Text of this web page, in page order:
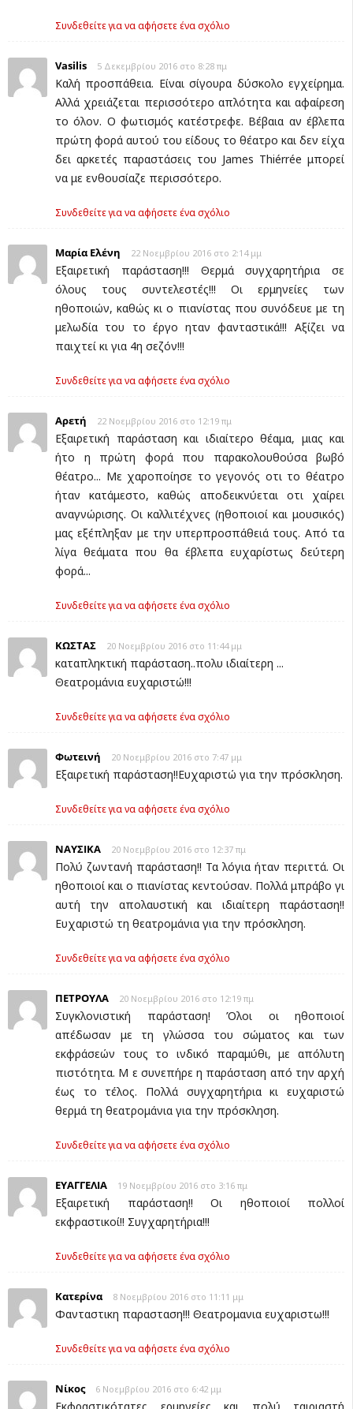
Συνδεθείτε για να αφήσετε ένα σχόλιο
Vasilis 5 Δεκεμβρίου 2016 στο 8:28 πμ
Καλή προσπάθεια. Είναι σίγουρα δύσκολο εγχείρημα.
Αλλά χρειάζεται περισσότερο απλότητα και αφαίρεση
το όλον. Ο φωτισμός κατέστρεφε. Βέβαια αν έβλεπα
πρώτη φορά αυτού του είδους το θέατρο και δεν είχα
δει αρκετές παραστάσεις του James Thiérrée μπορεί
να με ενθουσίαζε περισσότερο.
Συνδεθείτε για να αφήσετε ένα σχόλιο
Μαρία Ελένη 22 Νοεμβρίου 2016 στο 2:14 μμ
Εξαιρετική παράσταση!!! Θερμά συγχαρητήρια σε
όλους τους συντελεστές!!! Οι ερμηνείες των
ηθοποιών, καθώς κι ο πιανίστας που συνόδευε με τη
μελωδία του το έργο ηταν φανταστικά!!! Αξίζει να
παιχτεί κι για 4η σεζόν!!!
Συνδεθείτε για να αφήσετε ένα σχόλιο
Αρετή 22 Νοεμβρίου 2016 στο 12:19 πμ
Εξαιρετική παράσταση και ιδιαίτερο θέαμα, μιας και
ήτο η πρώτη φορά που παρακολουθούσα βωβό
θέατρο... Με χαροποίησε το γεγονός οτι το θέατρο
ήταν κατάμεστο, καθώς αποδεικνύεται οτι χαίρει
αναγνώρισης. Οι καλλιτέχνες (ηθοποιοί και μουσικός)
μας εξέπληξαν με την υπερπροσπάθειά τους. Από τα
λίγα θεάματα που θα έβλεπα ευχαρίστως δεύτερη
φορά...
Συνδεθείτε για να αφήσετε ένα σχόλιο
ΚΩΣΤΑΣ 20 Νοεμβρίου 2016 στο 11:44 μμ
καταπληκτική παράσταση..πολυ ιδιαίτερη ...
Θεατρομάνια ευχαριστώ!!!
Συνδεθείτε για να αφήσετε ένα σχόλιο
Φωτεινή 20 Νοεμβρίου 2016 στο 7:47 μμ
Εξαιρετική παράσταση!!Ευχαριστώ για την πρόσκληση.
Συνδεθείτε για να αφήσετε ένα σχόλιο
ΝΑΥΣΙΚΑ 20 Νοεμβρίου 2016 στο 12:37 πμ
Πολύ ζωντανή παράσταση!! Τα λόγια ήταν περιττά. Οι
ηθοποιοί και ο πιανίστας κεντούσαν. Πολλά μπράβο γι
αυτή την απολαυστική και ιδιαίτερη παράσταση!!
Ευχαριστώ τη θεατρομάνια για την πρόσκληση.
Συνδεθείτε για να αφήσετε ένα σχόλιο
ΠΕΤΡΟΥΛΑ 20 Νοεμβρίου 2016 στο 12:19 πμ
Συγκλονιστική παράσταση! Όλοι οι ηθοποιοί
απέδωσαν με τη γλώσσα του σώματος και των
εκφράσεών τους το ινδικό παραμύθι, με απόλυτη
πιστότητα. Μ ε συνεπήρε η παράσταση από την αρχή
έως το τέλος. Πολλά συγχαρητήρια κι ευχαριστώ
θερμά τη θεατρομάνια για την πρόσκληση.
Συνδεθείτε για να αφήσετε ένα σχόλιο
ΕΥΑΓΓΕΛΙΑ 19 Νοεμβρίου 2016 στο 3:16 πμ
Εξαιρετική παράσταση!! Οι ηθοποιοί πολλοί
εκφραστικοί!! Συγχαρητήρια!!!
Συνδεθείτε για να αφήσετε ένα σχόλιο
Κατερίνα 8 Νοεμβρίου 2016 στο 11:11 μμ
Φανταστικη παρασταση!!! Θεατρομανια ευχαριστω!!!
Συνδεθείτε για να αφήσετε ένα σχόλιο
Νίκος 6 Νοεμβρίου 2016 στο 6:42 μμ